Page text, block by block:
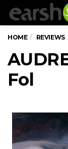
HOME REVIEWS
Fol